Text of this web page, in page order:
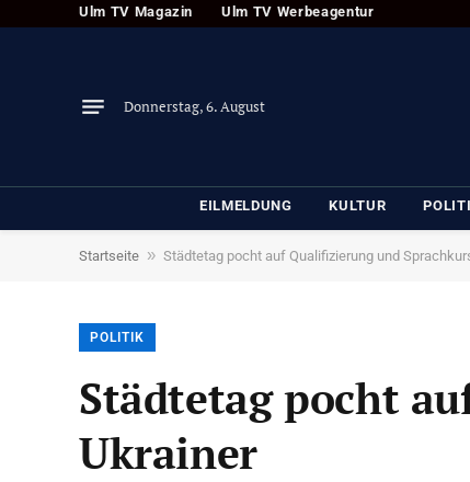
Ulm TV Magazin Ulm TV Werbeagentur
Donnerstag, 6. August
EILMELDUNG KULTUR
Startseite » Städtetag pocht auf Qualifizierung und
POLITIK
Städtetag pocht
Ukrainer